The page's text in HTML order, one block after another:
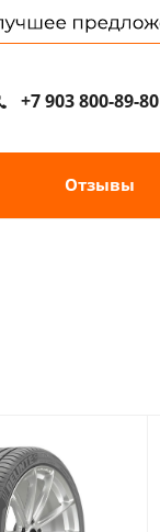
+7 903 800-89-80
Отзывы